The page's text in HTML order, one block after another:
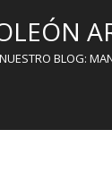
NUESTRO BLOG: